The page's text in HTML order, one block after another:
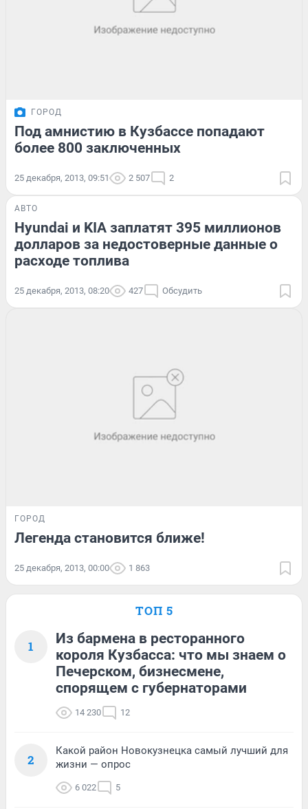
ГОРОД
Под амнистию в Кузбассе попадают
более 800 заключенных
25 декабря, 2013, 09:51 2 507 2
АВТО
Hyundai и KIA заплатят 395 миллионов
долларов за недостоверные данные о
расходе топлива
25 декабря, 2013, 08:20 427 Обсудить
ГОРОД
Легенда становится ближе!
25 декабря, 2013, 00:00 1 863
ТОП 5
1
Из бармена в ресторанного
короля Кузбасса: что мы знаем о
Печерском, бизнесмене,
спорящем с губернаторами
14 230 12
2
Какой район Новокузнецка самый лучший для
жизни — опрос
6 022 5